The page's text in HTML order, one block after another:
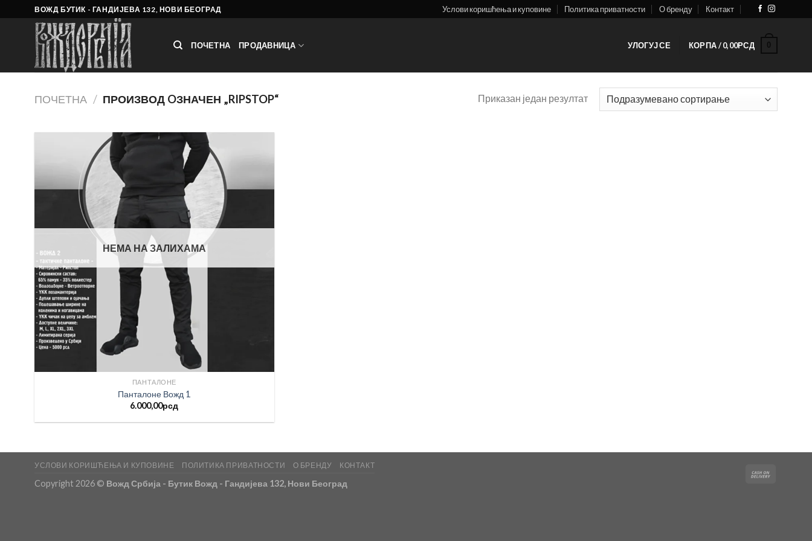
to
ВОЖД БУТИК - ГАНДИЈЕВА 132, НОВИ БЕОГРАД Услови коришћења и куповине Политика приватности О бренду Контакт
ПОЧЕТНА ПРОДАВНИЦА УЛОГУЈ СЕ КОРПА /0,00РСД 0
ПОЧЕТНА / ПРОИЗВОД OЗНАЧЕН „RIPSTOP“ Приказан један резултат
НЕМА НА ЗАЛИХАМА
ПАНТАЛОНЕ
Панталоне Вожд 1
6.000,00рсд
УСЛОВИ КОРИШЋЕЊА И КУПОВИНЕ ПОЛИТИКА ПРИВАТНОСТИ О БРЕНДУ КОНТАКТ
Copyright 2026 © Вожд Србија - Бутик Вожд - Гандијева 132, Нови Београд